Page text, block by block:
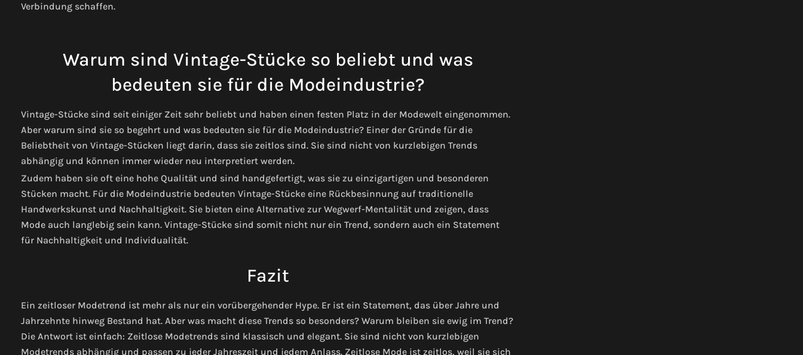
Verbindung schaffen.
Warum sind Vintage-Stücke so beliebt und was
bedeuten sie für die Modeindustrie?
Vintage-Stücke sind seit einiger Zeit sehr beliebt und haben einen festen Platz in der Modewelt eingenommen.
Aber warum sind sie so begehrt und was bedeuten sie für die Modeindustrie? Einer der Gründe für die
Beliebtheit von Vintage-Stücken liegt darin, dass sie zeitlos sind. Sie sind nicht von kurzlebigen Trends
abhängig und können immer wieder neu interpretiert werden.
Zudem haben sie oft eine hohe Qualität und sind handgefertigt, was sie zu einzigartigen und besonderen
Stücken macht. Für die Modeindustrie bedeuten Vintage-Stücke eine Rückbesinnung auf traditionelle
Handwerkskunst und Nachhaltigkeit. Sie bieten eine Alternative zur Wegwerf-Mentalität und zeigen, dass
Mode auch langlebig sein kann. Vintage-Stücke sind somit nicht nur ein Trend, sondern auch ein Statement
für Nachhaltigkeit und Individualität.
Fazit
Ein zeitloser Modetrend ist mehr als nur ein vorübergehender Hype. Er ist ein Statement, das über Jahre und
Jahrzehnte hinweg Bestand hat. Aber was macht diese Trends so besonders? Warum bleiben sie ewig im Trend?
Die Antwort ist einfach: Zeitlose Modetrends sind klassisch und elegant. Sie sind nicht von kurzlebigen
Modetrends abhängig und passen zu jeder Jahreszeit und jedem Anlass. Zeitlose Mode ist zeitlos, weil sie sich